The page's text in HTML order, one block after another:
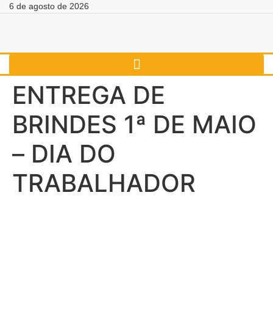
6 de agosto de 2026
ENTREGA DE
BRINDES 1ª DE MAIO
– DIA DO
TRABALHADOR